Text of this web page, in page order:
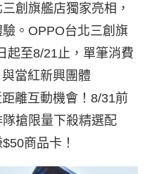
創旗艦店獨家亮相，
。OPPO台北三創旗
起至8/21止，單筆消費
當紅新興團體
離互動機會！8/31前
搶限量下殺精選配
商品卡！